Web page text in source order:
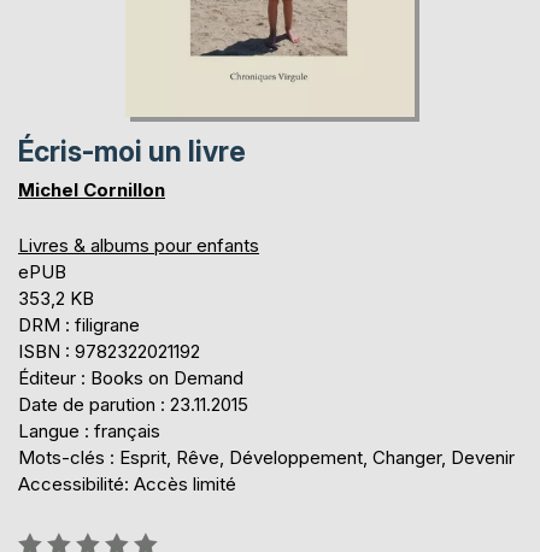
Écris-moi un livre
Michel Cornillon
Livres & albums pour enfants
ePUB
353,2 KB
DRM : filigrane
ISBN : 9782322021192
Éditeur : Books on Demand
Date de parution : 23.11.2015
Langue : français
Mots-clés : Esprit, Rêve, Développement, Changer, Devenir
Accessibilité: Accès limité
Évaluation: